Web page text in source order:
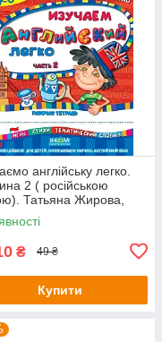
англійську легко.
2 ( російською
Татьяна Жирова,
Федієнко (рос.яз.)
₴ 49 ₴
Купити